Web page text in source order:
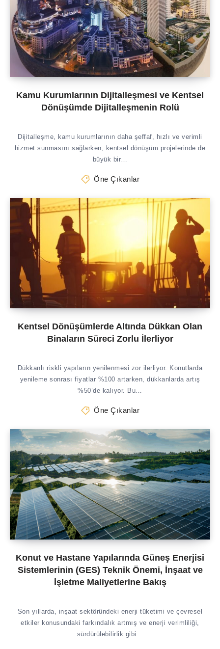
Kamu Kurumlarının Dijitalleşmesi ve Kentsel
Dönüşümde Dijitalleşmenin Rolü
Dijitalleşme, kamu kurumlarının daha şeffaf, hızlı ve verimli
hizmet sunmasını sağlarken, kentsel dönüşüm projelerinde de
büyük bir…
Öne Çıkanlar
Kentsel Dönüşümlerde Altında Dükkan Olan
Binaların Süreci Zorlu İlerliyor
Dükkanlı riskli yapıların yenilenmesi zor ilerliyor. Konutlarda
yenileme sonrası fiyatlar %100 artarken, dükkanlarda artış
%50’de kalıyor. Bu…
Öne Çıkanlar
Konut ve Hastane Yapılarında Güneş Enerjisi
Sistemlerinin (GES) Teknik Önemi, İnşaat ve
İşletme Maliyetlerine Bakış
Son yıllarda, inşaat sektöründeki enerji tüketimi ve çevresel
etkiler konusundaki farkındalık artmış ve enerji verimliliği,
sürdürülebilirlik gibi…